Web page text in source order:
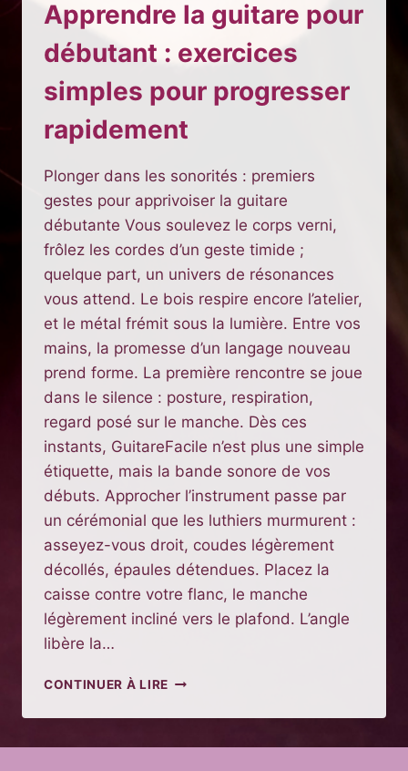
Apprendre la guitare pour
débutant : exercices
simples pour progresser
rapidement
Plonger dans les sonorités : premiers
gestes pour apprivoiser la guitare
débutante Vous soulevez le corps verni,
frôlez les cordes d’un geste timide ;
quelque part, un univers de résonances
vous attend. Le bois respire encore l’atelier,
et le métal frémit sous la lumière. Entre vos
mains, la promesse d’un langage nouveau
prend forme. La première rencontre se joue
dans le silence : posture, respiration,
regard posé sur le manche. Dès ces
instants, GuitareFacile n’est plus une simple
étiquette, mais la bande sonore de vos
débuts. Approcher l’instrument passe par
un cérémonial que les luthiers murmurent :
asseyez-vous droit, coudes légèrement
décollés, épaules détendues. Placez la
caisse contre votre flanc, le manche
légèrement incliné vers le plafond. L’angle
libère la…
CONTINUER À LIREAPPRENDRE
GUITARE